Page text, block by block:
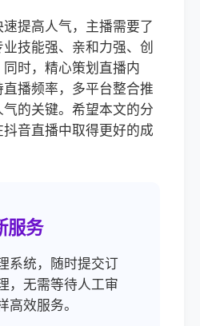
提高人气，主播需要了
技能强、亲和力强、创
时，精心策划直播内
播频率，多平台整合推
的关键。希望本文的分
音直播中取得更好的成
服务
系统，随时提交订
，无需等待人工审
高效服务。